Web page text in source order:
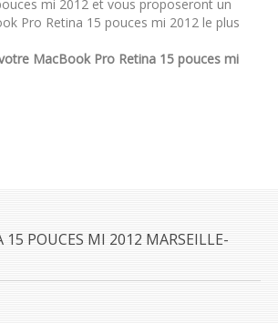
mi 2012 et vous proposeront un
Pro Retina 15 pouces mi 2012 le plus
MacBook Pro Retina 15 pouces mi
POUCES MI 2012 MARSEILLE-